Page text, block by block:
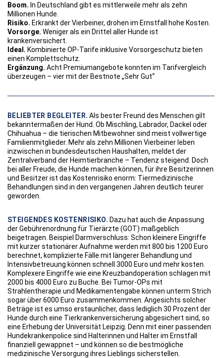
Boom. In Deutschland gibt es mittlerweile mehr als zehn
Millionen Hunde.
Risiko. Erkrankt der Vierbeiner, drohen im Ernstfall hohe Kosten.
Vorsorge. Weniger als ein Drittel aller Hunde ist
krankenversichert.
Ideal. Kombinierte OP-Tarife inklusive Vorsorgeschutz bieten
einen Komplettschutz.
Ergänzung. Acht Premiumangebote konnten im Tarifvergleich
überzeugen – vier mit der Bestnote „Sehr Gut“
BELIEBTER BEGLEITER. Als bester Freund des Menschen gilt
bekanntermaßen der Hund. Ob Mischling, Labrador, Dackel oder
Chihuahua – die tierischen Mitbewohner sind meist vollwertige
Familienmitglieder. Mehr als zehn Millionen Vierbeiner leben
inzwischen in bundesdeutschen Haushalten, meldet der
Zentralverband der Heimtierbranche – Tendenz steigend. Doch
bei aller Freude, die Hunde machen können, für ihre Besitzerinnen
und Besitzer ist das Kostenrisiko enorm: Tiermedizinische
Behandlungen sind in den vergangenen Jahren deutlich teurer
geworden.
STEIGENDES KOSTENRISIKO. Dazu hat auch die Anpassung
der Gebührenordnung für Tierärzte (GOT) maßgeblich
beigetragen. Beispiel Darmverschluss: Schon kleinere Eingriffe
mit kurzer stationärer Aufnahme werden mit 800 bis 1200 Euro
berechnet, komplizierte Fälle mit längerer Behandlung und
Intensivbetreuung können schnell 3000 Euro und mehr kosten.
Komplexere Eingriffe wie eine Kreuzbandoperation schlagen mit
2000 bis 4000 Euro zu Buche. Bei Tumor-OPs mit
Strahlentherapie und Medikamentengabe können unterm Strich
sogar über 6000 Euro zusammenkommen. Angesichts solcher
Beträge ist es umso erstaunlicher, dass lediglich 30 Prozent der
Hunde durch eine Tierkrankenversicherung abgesichert sind, so
eine Erhebung der Universität Leipzig. Denn mit einer passenden
Hundekrankenpolice sind Halterinnen und Halter im Ernstfall
finanziell gewappnet – und können so die bestmögliche
medizinische Versorgung ihres Lieblings sicherstellen.